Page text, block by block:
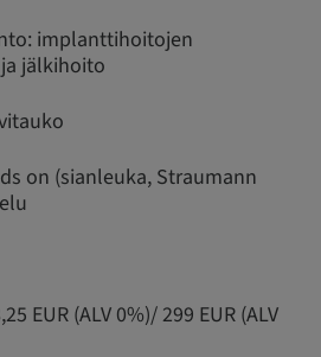
implanttihoitojen
jälkihoito
on (sianleuka, Straumann
EUR (ALV 0%)/ 299 EUR (ALV